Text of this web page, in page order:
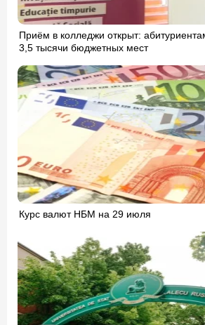
Приём в колледжи открыт:
3,5 тысячи бюджетных мест
Курс валют НБМ на 29 июля